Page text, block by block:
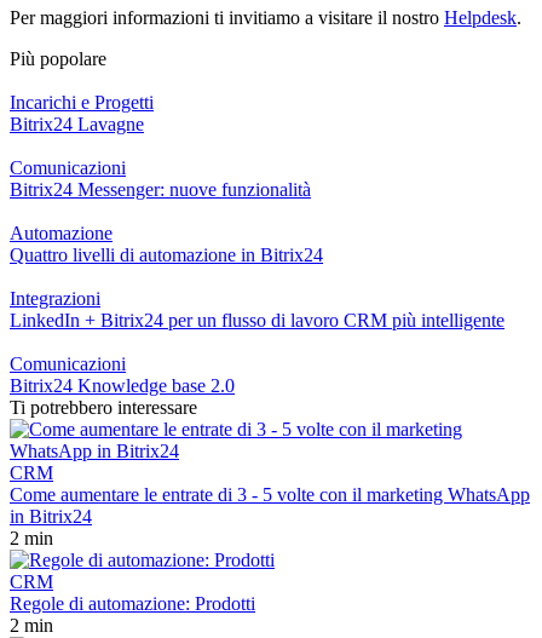
Per maggiori informazioni ti invitiamo a visitare il nostro Helpdesk.
Più popolare
Incarichi e Progetti
Bitrix24 Lavagne
Comunicazioni
Bitrix24 Messenger: nuove funzionalità
Automazione
Quattro livelli di automazione in Bitrix24
Integrazioni
LinkedIn + Bitrix24 per un flusso di lavoro CRM più intelligente
Comunicazioni
Bitrix24 Knowledge base 2.0
Ti potrebbero interessare
CRM
Come aumentare le entrate di 3 - 5 volte con il marketing WhatsApp
in Bitrix24
2 min
CRM
Regole di automazione: Prodotti
2 min